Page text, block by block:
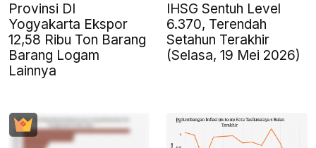
Provinsi DI
Yogyakarta Ekspor
12,58 Ribu Ton Barang
Barang Logam
Lainnya
IHSG Sentuh Level
6.370, Terendah
Setahun Terakhir
(Selasa, 19 Mei 2026)